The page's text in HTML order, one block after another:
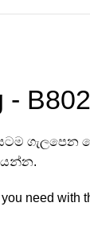
- B802
ගැලපෙන
යන්න.
need with